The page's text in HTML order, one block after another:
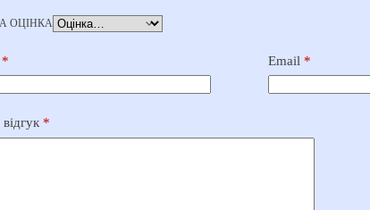
ОЦІНКА
Email *
*